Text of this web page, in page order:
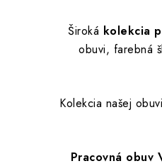
Široká kolekcia
obuvi, farebná
Kolekcia našej
Pracovná obuv